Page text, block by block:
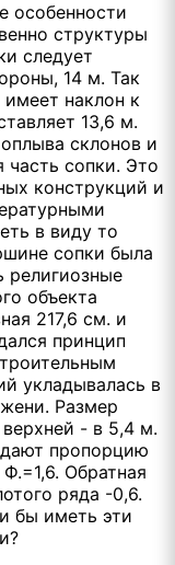
особенности
структуры
следует
14 м. Так
наклон к
13,6 м.
склонов и
часть сопки. Это
конструкций и
в виду то
сопки была
религиозные
объекта
217,6 см. и
принцип
укладывалась в
Размер
- в 5,4 м.
пропорцию
Обратная
ряда -0,6.
бы иметь эти